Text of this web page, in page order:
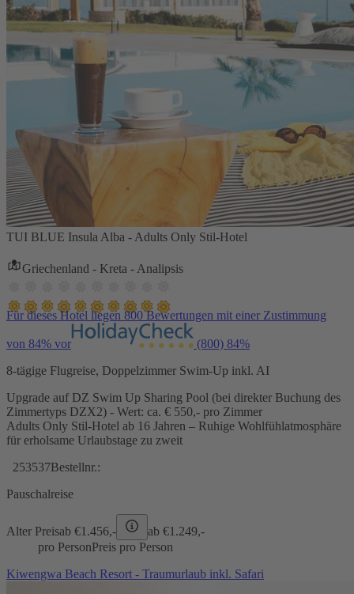
TUI BLUE Insula Alba - Adults Only Stil-Hotel
Griechenland - Kreta - Analipsis
Für dieses Hotel liegen 800 Bewertungen mit einer Zustimmung
von 84% vor (800) 84%
8-tägige Flugreise, Doppelzimmer Swim-Up inkl. AI
Upgrade auf DZ Swim Up Sharing Pool (bei direkter Buchung des
Zimmertyps DZX2) - Wert: ca. € 550,- pro Zimmer
Adults Only Stil-Hotel ab 16 Jahren – Ruhige Wohlfühlatmosphäre
für erholsame Urlaubstage zu zweit
253537Bestellnr.:
Pauschalreise
Alter Preisab €1.456,- ab €1.249,-
pro PersonPreis pro Person
Kiwengwa Beach Resort - Traumurlaub inkl. Safari